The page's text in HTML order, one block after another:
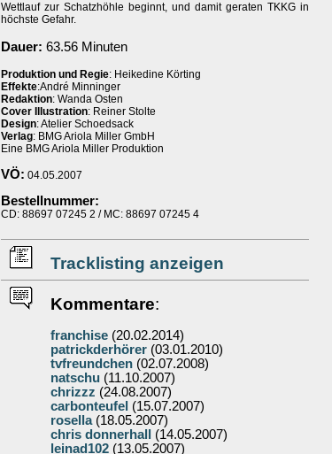
Wettlauf zur Schatzhöhle beginnt, und damit geraten TKKG in
höchste Gefahr.
Dauer: 63.56 Minuten
Produktion und Regie: Heikedine Körting
Effekte:André Minninger
Redaktion: Wanda Osten
Cover Illustration: Reiner Stolte
Design: Atelier Schoedsack
Verlag: BMG Ariola Miller GmbH
Eine BMG Ariola Miller Produktion
VÖ: 04.05.2007
Bestellnummer:
CD: 88697 07245 2 / MC: 88697 07245 4
Tracklisting anzeigen
Kommentare:
franchise (20.02.2014)
patrickderhörer (03.01.2010)
tvfreundchen (02.07.2008)
natschu (11.10.2007)
chrizzz (24.08.2007)
carbonteufel (15.07.2007)
rosella(18.05.2007)
chris donnerhall
(14.05.2007)
leinad102 (13.05.2007)